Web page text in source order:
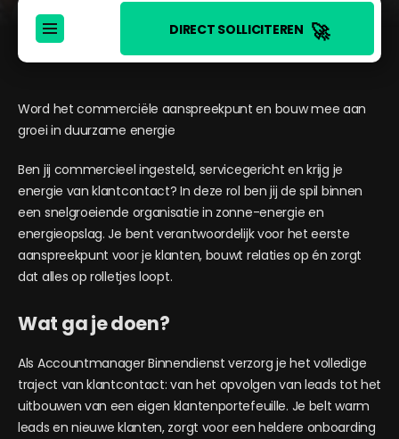
DIRECT SOLLICITEREN 🚀
Word het commerciële aanspreekpunt en bouw mee aan
groei in duurzame energie
Ben jij commercieel ingesteld, servicegericht en krijg je
energie van klantcontact? In deze rol ben jij de spil binnen
een snelgroeiende organisatie in zonne-energie en
energieopslag. Je bent verantwoordelijk voor het eerste
aanspreekpunt voor je klanten, bouwt relaties op én zorgt
dat alles op rolletjes loopt.
Wat ga je doen?
Als Accountmanager Binnendienst verzorg je het volledige
traject van klantcontact: van het opvolgen van leads tot het
uitbouwen van een eigen klantenportefeuille. Je belt warm
leads en nieuwe klanten, zorgt voor een heldere onboarding